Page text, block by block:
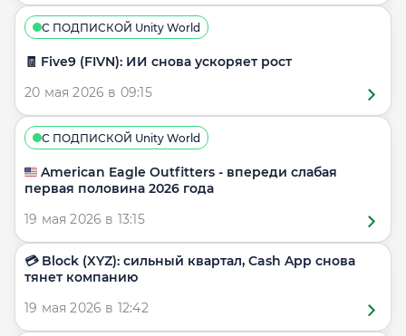
С ПОДПИСКОЙ Unity World
🧾 Five9 (FIVN): ИИ снова ускоряет рост
20 мая 2026 в 09:15
С ПОДПИСКОЙ Unity World
🇺🇸 American Eagle Outfitters - впереди слабая
первая половина 2026 года
19 мая 2026 в 13:15
💳 Block (XYZ): сильный квартал, Cash App снова
тянет компанию
19 мая 2026 в 12:42